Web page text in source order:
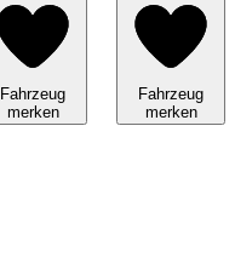
Fahrzeug
merken
Fahrzeug
merken